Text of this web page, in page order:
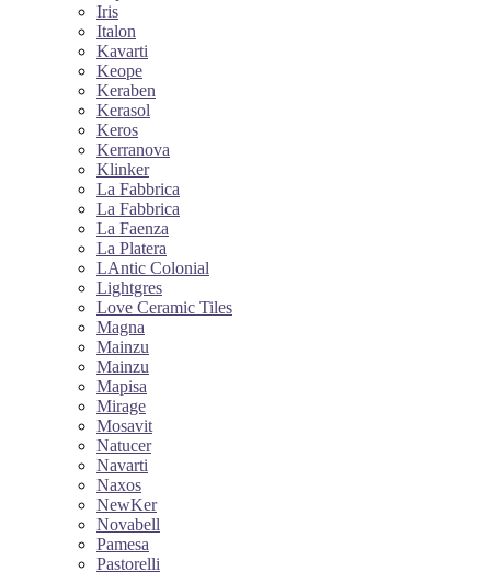
Iris
Italon
Kavarti
Keope
Keraben
Kerasol
Keros
Kerranova
Klinker
La Fabbrica
La Fabbrica
La Faenza
La Platera
LAntic Colonial
Lightgres
Love Ceramic Tiles
Magna
Mainzu
Mainzu
Mapisa
Mirage
Mosavit
Natucer
Navarti
Naxos
NewKer
Novabell
Pamesa
Pastorelli